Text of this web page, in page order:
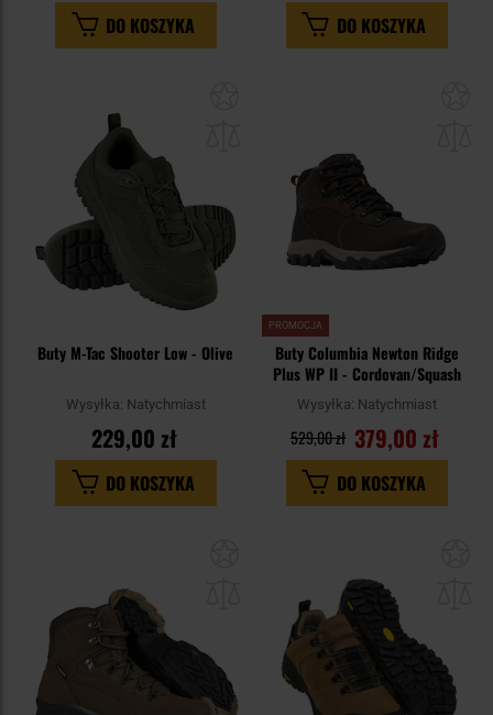
DO KOSZYKA DO KOSZYKA
Buty M-Tac Shooter Low - Olive
Wysyłka: Natychmiast
229,00 zł
DO KOSZYKA
PROMOCJA
Buty Columbia Newton Ridge
Plus WP II - Cordovan/Squash
Wysyłka: Natychmiast
379,00 zł
529,00 zł
DO KOSZYKA
schowka